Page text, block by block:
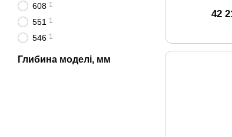
42
608 1
551 1
546 1
Глибина моделі, мм